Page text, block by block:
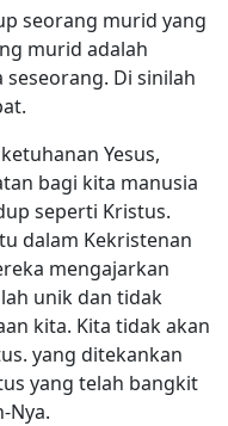
seorang murid yang
murid adalah
Di sinilah
Yesus,
bagi kita manusia
seperti Kristus.
dalam Kekristenan
mengajarkan
unik dan tidak
kita. Kita tidak akan
yang ditekankan
yang telah bangkit
Nya.